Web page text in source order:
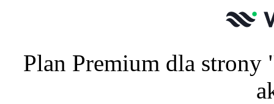
Plan Premium dla strony